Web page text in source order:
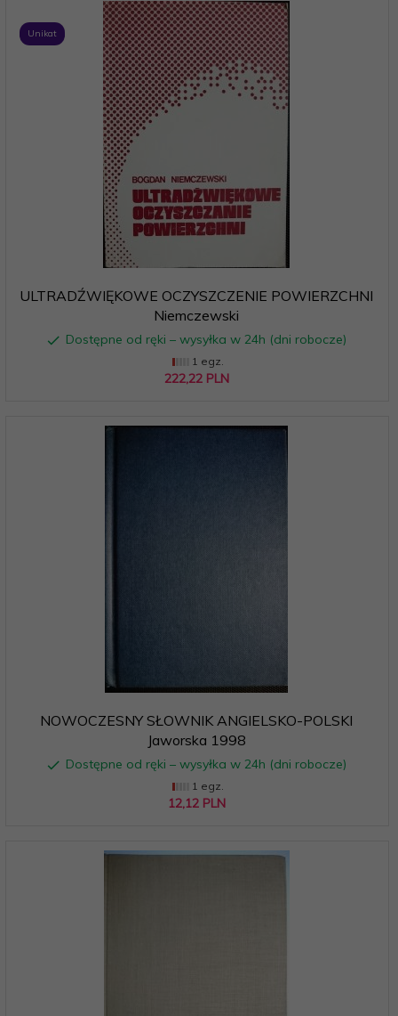
Unikat
ULTRADŹWIĘKOWE OCZYSZCZENIE POWIERZCHNI
Niemczewski
Dostępne od ręki – wysyłka w 24h (dni robocze)
1 egz.
222,22 PLN
NOWOCZESNY SŁOWNIK ANGIELSKO-POLSKI
Jaworska 1998
Dostępne od ręki – wysyłka w 24h (dni robocze)
1 egz.
12,12 PLN